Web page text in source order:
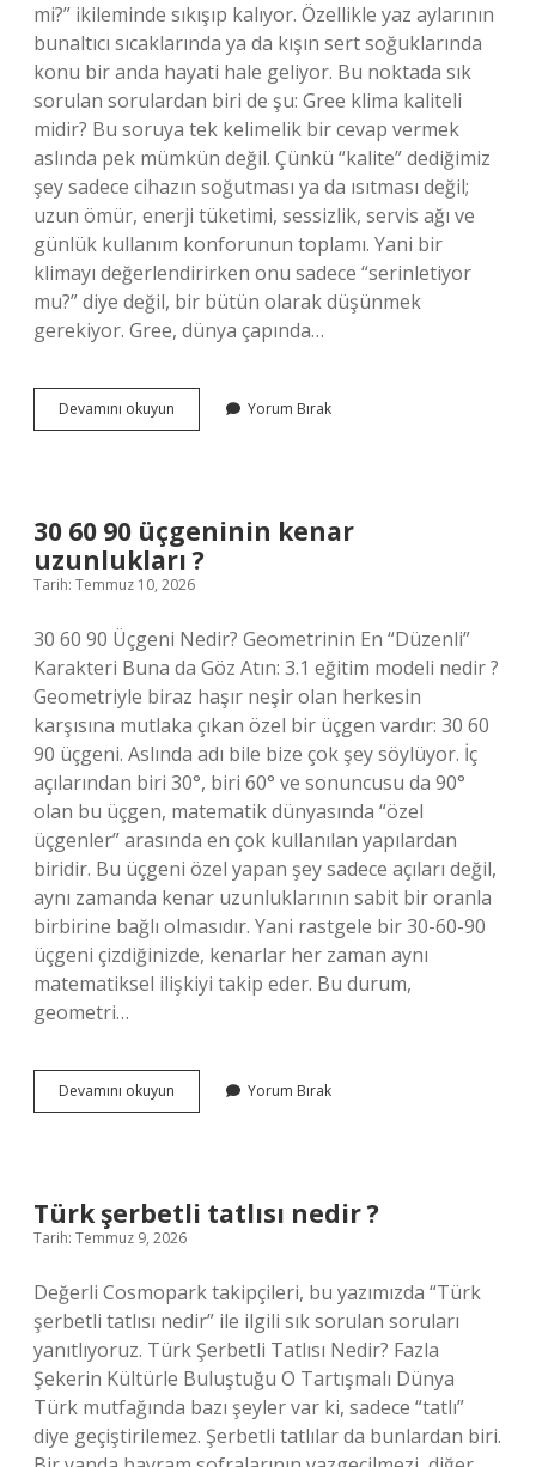
mi?” ikileminde sıkışıp kalıyor. Özellikle yaz aylarının
bunaltıcı sıcaklarında ya da kışın sert soğuklarında
konu bir anda hayati hale geliyor. Bu noktada sık
sorulan sorulardan biri de şu: Gree klima kaliteli
midir? Bu soruya tek kelimelik bir cevap vermek
aslında pek mümkün değil. Çünkü “kalite” dediğimiz
şey sadece cihazın soğutması ya da ısıtması değil;
uzun ömür, enerji tüketimi, sessizlik, servis ağı ve
günlük kullanım konforunun toplamı. Yani bir
klimayı değerlendirirken onu sadece “serinletiyor
mu?” diye değil, bir bütün olarak düşünmek
gerekiyor. Gree, dünya çapında…
Devamını okuyun
klima
Yorum Bırak
30 60 90 üçgeninin kenar
uzunlukları ?
Tarih: Temmuz 10, 2026
30 60 90 Üçgeni Nedir? Geometrinin En “Düzenli”
Karakteri Buna da Göz Atın: 3.1 eğitim modeli nedir ?
Geometriyle biraz haşır neşir olan herkesin
karşısına mutlaka çıkan özel bir üçgen vardır: 30 60
90 üçgeni. Aslında adı bile bize çok şey söylüyor. İç
açılarından biri 30°, biri 60° ve sonuncusu da 90°
olan bu üçgen, matematik dünyasında “özel
üçgenler” arasında en çok kullanılan yapılardan
biridir. Bu üçgeni özel yapan şey sadece açıları değil,
aynı zamanda kenar uzunluklarının sabit bir oranla
birbirine bağlı olmasıdır. Yani rastgele bir 30-60-90
üçgeni çizdiğinizde, kenarlar her zaman aynı
matematiksel ilişkiyi takip eder. Bu durum,
geometri…
Devamını okuyun
60
?
Yorum Bırak
Türk şerbetli tatlısı nedir ?
Tarih: Temmuz 9, 2026
Değerli Cosmopark takipçileri, bu yazımızda “Türk
şerbetli tatlısı nedir” ile ilgili sık sorulan soruları
yanıtlıyoruz. Türk Şerbetli Tatlısı Nedir? Fazla
Şekerin Kültürle Buluştuğu O Tartışmalı Dünya
Türk mutfağında bazı şeyler var ki, sadece “tatlı”
diye geçiştirilemez. Şerbetli tatlılar da bunlardan biri.